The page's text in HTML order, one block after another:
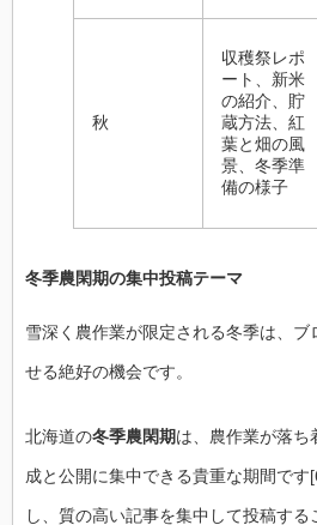
秋
収穫祭レポ
ート、新米
の紹介、貯
蔵方法、紅
葉と畑の風
景、冬季準
備の様子
冬季農閑期の集中投稿テーマ
雪深く農作業が限定される冬季は、ブ
せる絶好の機会です。
北海道の冬季農閑期は、農作業が落ち
成と公開に集中できる貴重な期間で
し、質の高い記事を集中して投稿す